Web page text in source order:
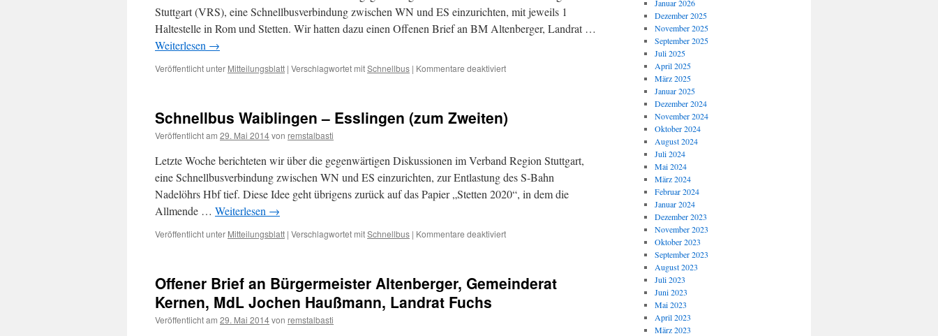
Stuttgart (VRS), eine Schnellbusverbindung zwischen WN und ES einzurichten, mit jeweils 1
Haltestelle in Rom und Stetten. Wir hatten dazu einen Offenen Brief an BM Altenberger, Landrat …
Weiterlesen →
Veröffentlicht unter Mitteilungsblatt | Verschlagwortet mitSchnellbus | Kommentare deaktiviertfür
Esslingen
Schnellbus Waiblingen – Esslingen (zum Zweiten)
Veröffentlicht am 29. Mai 2014von remstalbasti
Letzte Woche berichteten wir über die gegenwärtigen Diskussionen im Verband Region Stuttgart,
eine Schnellbusverbindung zwischen WN und ES einzurichten, zur Entlastung des S-Bahn
Nadelöhrs Hbf tief. Diese Idee geht übrigens zurück auf das Papier „Stetten 2020“, in dem die
Allmende … Weiterlesen →
Veröffentlicht unter Mitteilungsblatt | Verschlagwortet mitSchnellbus | Kommentare deaktiviertfür
Esslingen
Offener Brief an Bürgermeister Altenberger, Gemeinderat
Kernen, MdL Jochen Haußmann, Landrat Fuchs
Veröffentlicht am 29. Mai 2014von remstalbasti
Januar 2026
Dezember 2025
November 2025
September 2025
Juli 2025
April 2025
März 2025
Januar 2025
Dezember 2024
November 2024
Oktober 2024
August 2024
Juli 2024
Mai 2024
März 2024
Februar 2024
Januar 2024
Dezember 2023
November 2023
Oktober 2023
September 2023
August 2023
Juli 2023
Juni 2023
Mai 2023
April 2023
März 2023